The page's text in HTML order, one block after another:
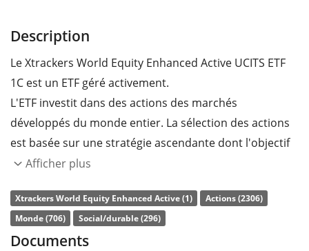
Description
Le Xtrackers World Equity Enhanced Active UCITS ETF
1C est un ETF géré activement.
L'ETF investit dans des actions des marchés
développés du monde entier. La sélection des actions
est basée sur une stratégie ascendante dont l'objectif
principal est de générer une appréciation du capital.
Leratio des frais totaux(TER) de l'ETF s'élève à0,25%
p.a.. Les dividendes de l'ETF sont
réinvestis dans l'ETF.
Afficher plus
Xtrackers World Equity Enhanced Active (1)
Actions (2306)
Monde (706)
Social/durable (296)
Documents